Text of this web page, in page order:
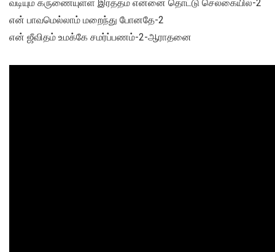
வடியும் கருணையுள்ள இரத்தம் என்னை தொட்டு செல்கையில்-2
என் பாவமெல்லாம் மறைந்து போனதே-2
என் ஜீவிதம் உமக்கே சமர்ப்பணம்-2-ஆராதனை